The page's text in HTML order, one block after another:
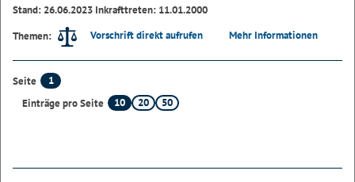
Stand: 26.06.2023 Inkrafttreten: 11.01.2000
Themen:
Vorschrift direkt aufrufen Mehr Informationen
Seite
1
Einträge pro Seite
10 20 50